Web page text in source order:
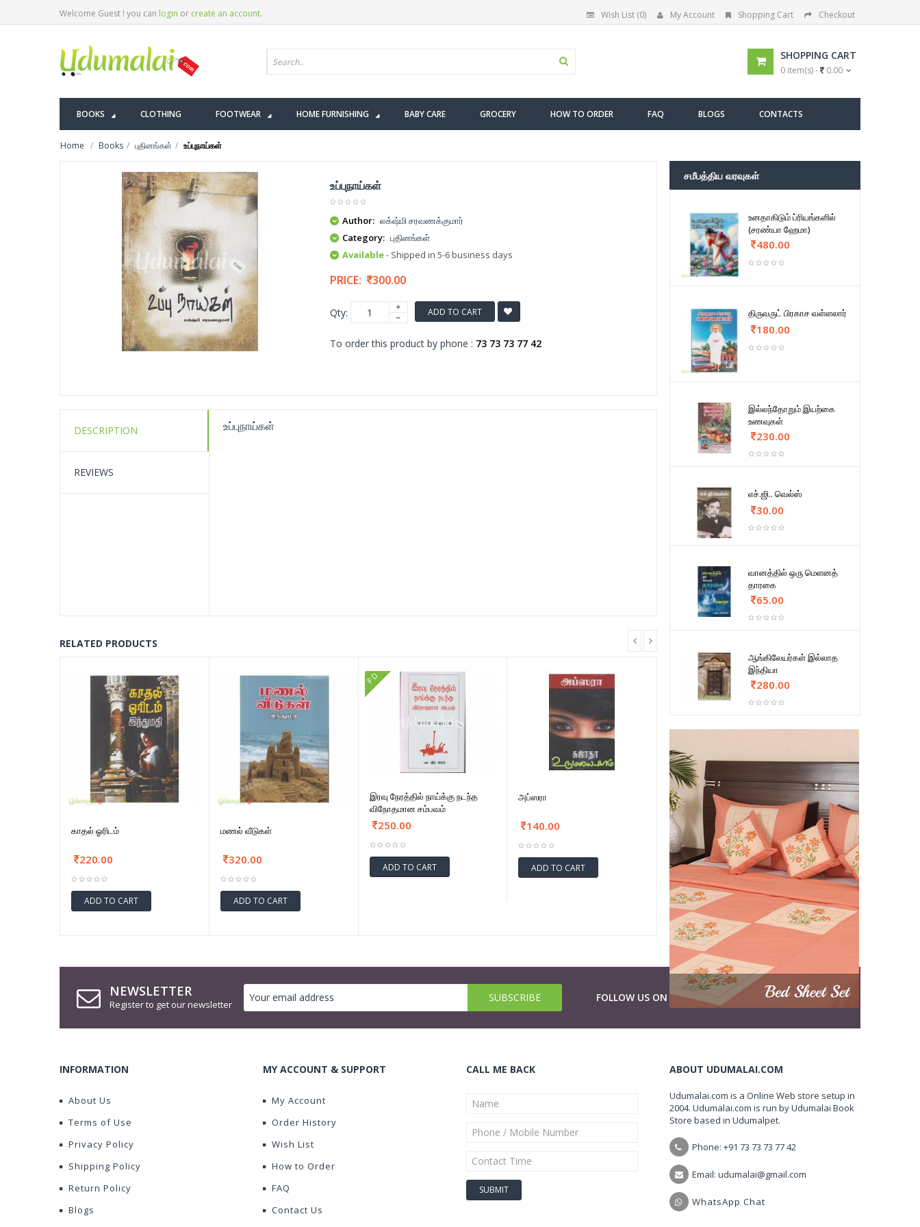
Welcome Guest ! you can login or create an account. Wish List (0) My Account Shopping Cart Checkout
SHOPPING CART
0 item(s) - 0.00
BOOKS CLOTHING FOOTWEAR HOME FURNISHING BABY CARE GROCERY HOW TO ORDER FAQ BLOGS CONTACTS
Home Books புதினங்கள் உப்புநாய்கள்
உப்புநாய்கள்
Author: லக்‌ஷ்மி சரவணக்குமார்
Category: புதினங்கள்
Available- Shipped in 5-6 business days
PRICE: 300.00
Qty: ADD TO CART
To order this product by phone : 73 73 73 77 42
DESCRIPTION
REVIEWS
உப்புநாய்கள்
RELATED PRODUCTS
காதல் ஓரிடம்
220.00
ADD TO CART
மணல் வீடுகள்
320.00
ADD TO CART
FD
இரவு நேரத்தில் நாய்க்கு நடந்த
விநோதமான சம்பவம்
250.00
ADD TO CART
அப்ஸரா
140.00
ADD TO CART
சமீபத்திய வரவுகள்
உனதாகிடும் ப்ரியங்களில்
(சரண்யா ஹேமா)
480.00
திருவருட் பிரகாச வள்ளலார்
180.00
இல்லந்தோறும் இயற்கை
உணவுகள்
230.00
எச்.ஜி.. வெல்ஸ்
30.00
வானத்தில் ஒரு மெளனத்
தாரகை
65.00
ஆங்கிலேயர்கள் இல்லாத
இந்தியா
280.00
NEWSLETTER
Register to get our newsletter
FOLLOW US ON
INFORMATION
About Us
Terms of Use
Privacy Policy
Shipping Policy
Return Policy
Blogs
MY ACCOUNT & SUPPORT
My Account
Order History
Wish List
How to Order
FAQ
Contact Us
CALL ME BACK ABOUT UDUMALAI.COM
Udumalai.com is a Online Web store setup in
2004. Udumalai.com is run by Udumalai Book
Store based in Udumalpet.
Phone: +91 73 73 73 77 42
Email: udumalai@gmail.com
WhatsApp Chat